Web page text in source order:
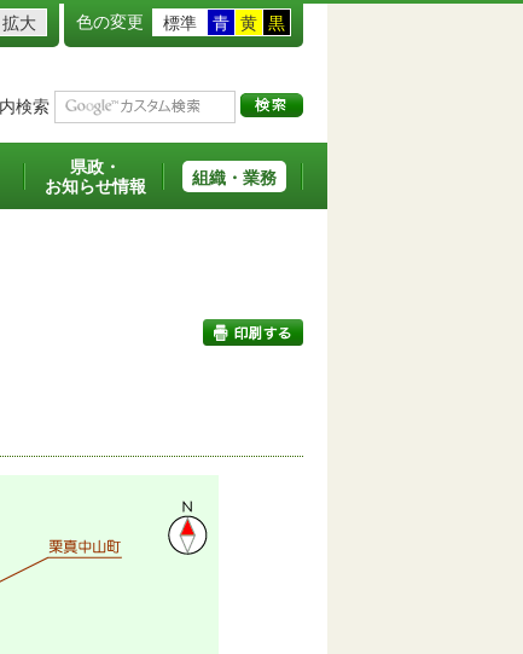
拡大 色の変更 標準 青 黄 黒
検索
県政・
お知らせ情報
組織・業務